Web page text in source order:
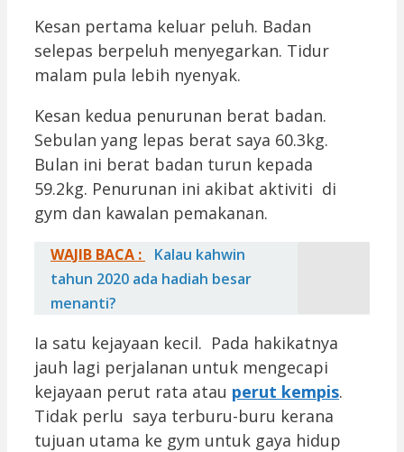
Kesan pertama keluar peluh. Badan
selepas berpeluh menyegarkan. Tidur
malam pula lebih nyenyak.
Kesan kedua penurunan berat badan.
Sebulan yang lepas berat saya 60.3kg.
Bulan ini berat badan turun kepada
59.2kg. Penurunan ini akibat aktiviti di
gym dan kawalan pemakanan.
WAJIB BACA :
Kalau kahwin
tahun 2020 ada hadiah besar
menanti?
Ia satu kejayaan kecil. Pada hakikatnya
jauh lagi perjalanan untuk mengecapi
kejayaan perut rata atau perut kempis.
Tidak perlu saya terburu-buru kerana
tujuan utama ke gym untuk gaya hidup